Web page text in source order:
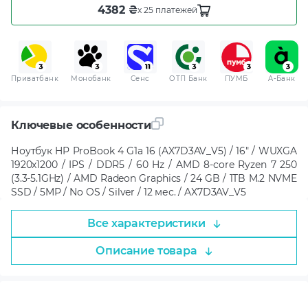
4382 ₴x 25 платежей
Приватбанк Монобанк Сенс ОТП Банк ПУМБ A-Банк
Ключевые особенности
Ноутбук HP ProBook 4 G1a 16 (AX7D3AV_V5) / 16" / WUXGA
1920x1200 / IPS / DDR5 / 60 Hz / AMD 8-core Ryzen 7 250
(3.3-5.1GHz) / AMD Radeon Graphics / 24 GB / 1TB M.2 NVME
SSD / 5MP / No OS / Silver / 12 мес. / AX7D3AV_V5
Все характеристики
Описание товара